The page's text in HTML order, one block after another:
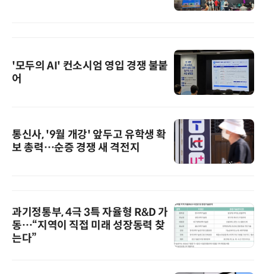
'모두의 AI' 컨소시엄 영입 경쟁 불붙
어
통신사, '9월 개강' 앞두고 유학생 확
보 총력…순증 경쟁 새 격전지
과기정통부, 4극 3특 자율형 R&D 가
동…“지역이 직접 미래 성장동력 찾
는다”